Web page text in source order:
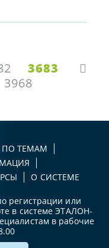
3683
3968
ТЕМАМ
О СИСТЕМЕ
регистрации или
в системе ЭТАЛОН-
в рабочие